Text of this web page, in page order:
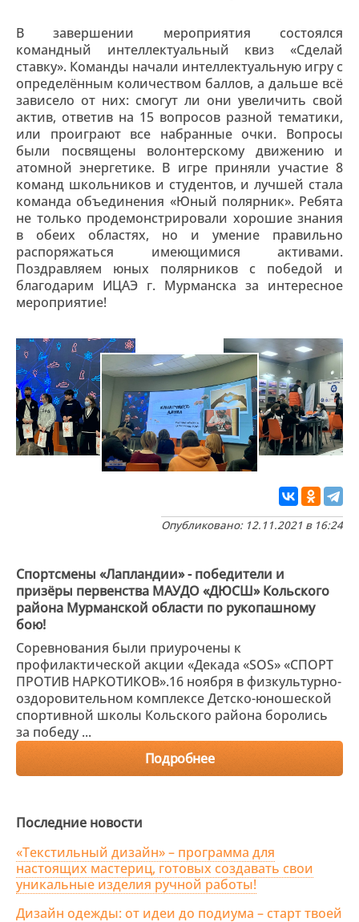
В завершении мероприятия состоялся
командный интеллектуальный квиз «Сделай
ставку». Команды начали интеллектуальную игру с
определённым количеством баллов, а дальше всё
зависело от них: смогут ли они увеличить свой
актив, ответив на 15 вопросов разной тематики,
или проиграют все набранные очки. Вопросы
были посвящены волонтерскому движению и
атомной энергетике. В игре приняли участие 8
команд школьников и студентов, и лучшей стала
команда объединения «Юный полярник». Ребята
не только продемонстрировали хорошие знания
в обеих областях, но и умение правильно
распоряжаться имеющимися активами.
Поздравляем юных полярников с победой и
благодарим ИЦАЭ г. Мурманска за интересное
мероприятие!
Опубликовано: 12.11.2021 в 16:24
Спортсмены «Лапландии» - победители и
призёры первенства МАУДО «ДЮСШ» Кольского
района Мурманской области по рукопашному
бою!
Соревнования были приурочены к
профилактической акции «Декада «SOS» «СПОРТ
ПРОТИВ НАРКОТИКОВ».16 ноября в физкультурно-
оздоровительном комплексе Детско-юношеской
спортивной школы Кольского района боролись
за победу ...
Подробнее
Последние новости
«Текстильный дизайн» – программа для
настоящих мастериц, готовых создавать свои
уникальные изделия ручной работы!
Дизайн одежды: от идеи до подиума – старт твоей